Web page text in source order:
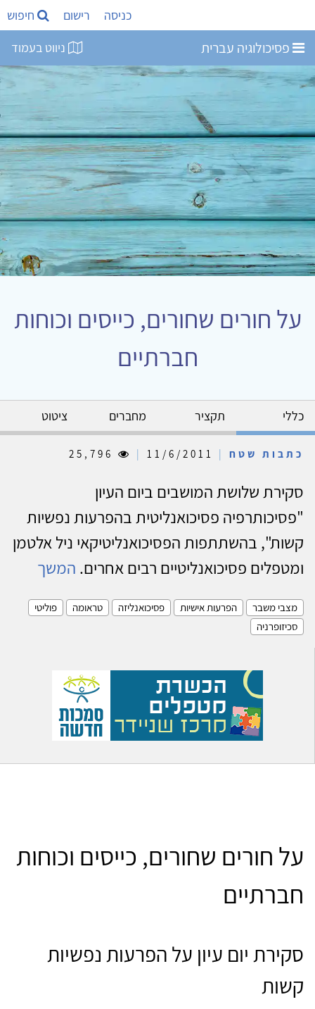
כניסה רישום חיפוש
פסיכולוגיה עברית ניווט בעמוד
על חורים שחורים, כייסים וכוחות
חברתיים
כללי תקציר מחברים ציטוט
כתבות שטח |
|
סקירת שלושת המושבים ביום העיון
"פסיכותרפיה פסיכואנליטית בהפרעות נפשיות
קשות", בהשתתפות הפסיכואנליטיקאי ניל אלטמן
ומטפלים פסיכואנליטיים רבים אחרים. המשך
מצבי משבר הפרעות אישיות פסיכואנליזה טראומה
פוליטי
סכיזופרניה
על חורים שחורים, כייסים וכוחות
חברתיים
סקירת יום עיון על הפרעות נפשיות
קשות